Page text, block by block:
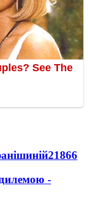
21866
-